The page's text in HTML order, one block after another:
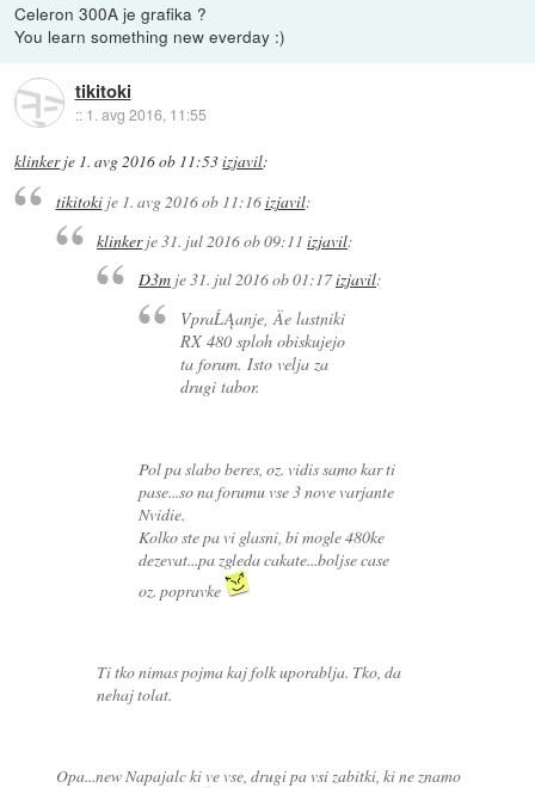
Celeron 300A je grafika ?
You learn something new everday :)
tikitoki
:: 1. avg 2016, 11:55
klinkerje 1. avg 2016 ob 11:53izjavil:
tikitokije 1. avg 2016 ob 11:16izjavil:
klinkerje31. jul 2016 ob 09:11 izjavil:
D3mje31. jul 2016 ob 01:17izjavil:
VpraĹĄanje, Äe lastniki
RX 480 sploh obiskujejo
ta forum. Isto velja za
drugi tabor.
Pol pa slabo beres, oz. vidis samo kar ti
pase...so na forumu vse 3 nove varjante
Nvidie.
Kolko ste pa vi glasni, bi mogle 480ke
dezevat...pa zgleda cakate...boljse case
oz. popravke
Ti tko nimas pojma kaj folk uporablja. Tko, da
nehaj tolat.
Opa...new Napajalc ki ve vse, drugi pa vsi zabitki, ki ne znamo